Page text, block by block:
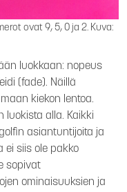
ovat 9, 5, 0 ja 2. Kuva:
luokkaan: nopeus
(fade). Näillä
kiekon lentoa.
luokista alla. Kaikki
asiantuntijoita ja
ei siis ole pakko
sopivat
ominaisuuksien ja